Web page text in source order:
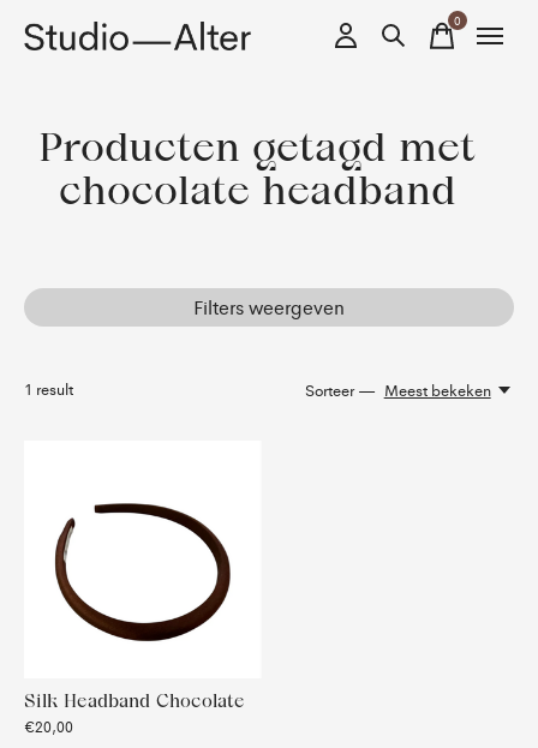
0items
Producten getagd met
chocolate headband
Filters weergeven
1 result Sorteer — Meest bekeken
Silk Headband Chocolate
€20,00